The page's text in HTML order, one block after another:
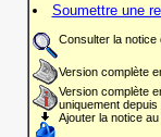
Soumettre une
Consulter la notice
Version complète
Version complète
uniquement depuis
Ajouter la notice au